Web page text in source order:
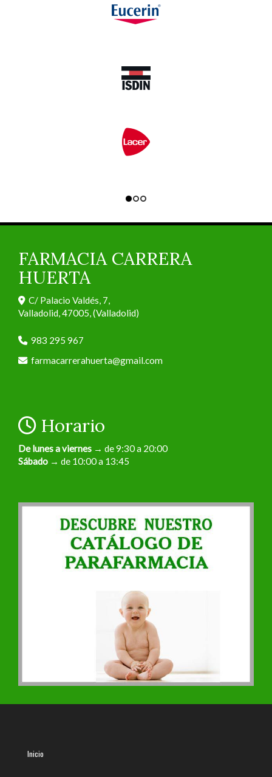
FARMACIA CARRERA
HUERTA
C/ Palacio Valdés, 7,
Valladolid,47005,(Valladolid)
983 295 967
farmacarrerahuerta
gmail.com
Horario
De lunes a viernes → de 9:30 a 20:00
Sábado → de 10:00 a 13:45
Inicio